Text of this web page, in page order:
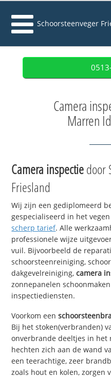
Schoorsteenveger
Camera
Marren
Camera inspectiedoor
Friesland
Wij zijn een gediplomeerd
gespecialiseerd in het
scherp tarief. Alle
professionele wijze
vuil. Bijvoorbeeld de
schoorsteenreiniging,
dakgevelreiniging,camera
zonnepanelen
inspectiediensten.
Voorkom een
Bij het stoken(verbranden)
onverbrande deeltjes in het
hechten zich aan de wand
een teerachtige, zeer
zoals hout en kolen, zorgen